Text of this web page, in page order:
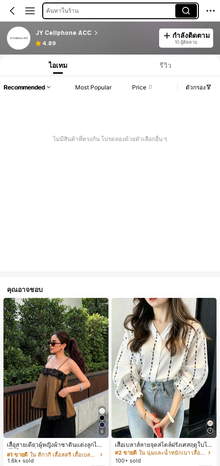
ค้นหาในร้าน
JY Cellphone ACC
4.89
กำลังติดตาม
10 ผู้ติดตาม
ไอเทม รีวิว
Recommended Most Popular Price ตัวกรอง
ไม่มีสินค้าที่ตรงกัน โปรดลองด้วยตัวเลือกอื่น ๆ
คุณอาจชอบ
6
เสื้อสายเดี่ยวผู้หญิงผ้าซาตินแต่งลูกไม้
- เสื้อสายเดี่ยวฤดูร้อนสีคากีมีรอยผ่าด้า
นข้างที่น่าดึงดูดแบบสบายๆ
#1 ขายดี
ใน สีกากี เสื้อสตรี เสื้อเบลาส์ & Tee
ลูกค้ากลับมาซื้อซ้ำ!
#1 ขายดี
ลูกค้ากลับมาซื้อซ้ำ!
#1 ขายดี
ลูกค้ากลับมาซื้อซ้ำ!
1.6k+ sold
เสื้อเบลาส์ลายจุดสไตล์ฝรั่งเศสฤดูใบไม้
ร่วง, ทรงเข้ารูป, แขนยาวคอวี, สไตล์ให
ม่ฤดูใบไม้ผลิ, ป้องกันแสงแดด, ใส่ไป
#2 ขายดี
ใน นุ่มและน้ำหนักเบา เสื้อสตรี เสื้อเบลาส์ & Tee
100+ sold